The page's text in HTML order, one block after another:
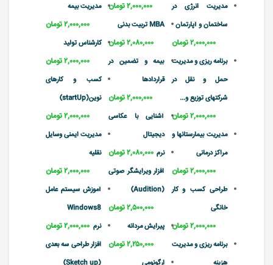
مدیریت انرژی در
ساختمان و آپارتمان
۲,۰۰۰,۰۰۰ تومان
برنامه ریزی و مدیریت
حمل و نقل در
شرکتهای توزیع و...
۲,۰۰۰,۰۰۰ تومان
مدیریت بیمارستانها و
مراکز درمانی
۲,۰۰۰,۰۰۰ تومان
طراحی کسب و کار
خانگی
۲,۰۰۰,۰۰۰ تومان
برنامه ریزی و مدیریت
هزینه
۲,۰۰۰,۰۰۰ تومان
MBA تربیت بدنی
۲,۰۸۰,۰۰۰ تومان
بیمه و تضمین در
قراردادها
۲,۰۰۰,۰۰۰ تومان
آشنایی با عکاسی
دیجیتال
۲,۰۸۰,۰۰۰ تومان نرم
افزار ویرایشگر صوتی
(Audition)
۲,۵۰۰,۰۰۰ تومان
پیرایش مردانه
۲,۲۵۰,۰۰۰ تومان
ارگونومی
مدیریت بیمه
۲,۰۰۰,۰۰۰ تومان
کارشناس تولید
۲,۰۰۰,۰۰۰ تومان
کسب و کارهای
نوین(startUp)
۲,۰۰۰,۰۰۰ تومان
مدیریت ایمنی وسایل
نقلیه
۲,۰۰۰,۰۰۰ تومان
آموزش سیستم عامل
Windows8
۲,۰۰۰,۰۰۰ تومان نرم
افزار طراحی سه بعدی
(Sketch up)